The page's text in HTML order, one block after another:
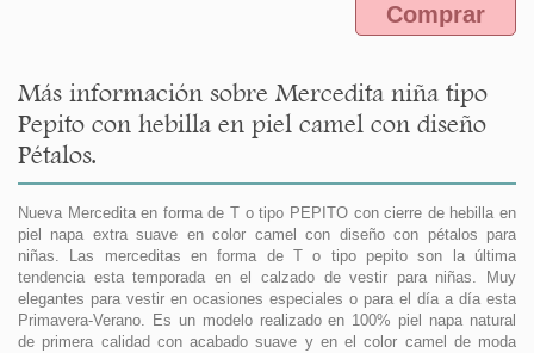
Comprar
Más información sobre Mercedita niña tipo
Pepito con hebilla en piel camel con diseño
Pétalos.
Nueva Mercedita en forma de T o tipo PEPITO con cierre de hebilla en
piel napa extra suave en color camel con diseño con pétalos para
niñas. Las merceditas en forma de T o tipo pepito son la última
tendencia esta temporada en el calzado de vestir para niñas. Muy
elegantes para vestir en ocasiones especiales o para el día a día esta
Primavera-Verano. Es un modelo realizado en 100% piel napa natural
de primera calidad con acabado suave y en el color camel de moda